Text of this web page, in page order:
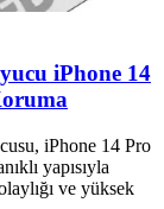
iPhone 14
iPhone 14 Pro
yapısıyla
ve yüksek